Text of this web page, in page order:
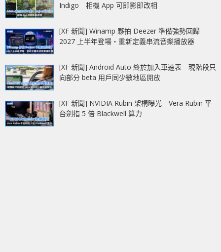
Indigo 相機 App 可即影即改相
[XF 新聞] Winamp 夥拍 Deezer 準備強勢回歸
2027 上半年登場‧重新定義串流音樂播放器
[XF 新聞] Android Auto 終於加入車速表 現階段只
向部分 beta 用戶同少數地區開放
[XF 新聞] NVIDIA Rubin 架構曝光 Vera Rubin 平
台劍指 5 倍 Blackwell 算力